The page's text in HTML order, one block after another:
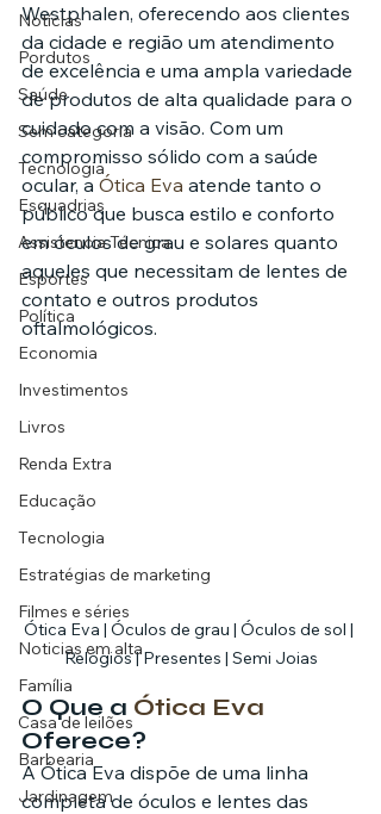
Notícias
Pordutos
Saúde
Sem categoria
Tecnologia
Esquadrias
Assistencia Técnica
Esportes
Política
Economia
Investimentos
Livros
Renda Extra
Educação
Tecnologia
Estratégias de marketing
Filmes e séries
Noticias em alta
Família
Casa de leilões
Barbearia
Jardinagem
Westphalen, oferecendo aos clientes
da cidade e região um atendimento
de excelência e uma ampla variedade
de produtos de alta qualidade para o
cuidado com a visão. Com um
compromisso sólido com a saúde
ocular, a Ótica Eva atende tanto o
público que busca estilo e conforto
em óculos de grau e solares quanto
aqueles que necessitam de lentes de
contato e outros produtos
oftalmológicos.
Ótica Eva | Óculos de grau | Óculos de sol |
Relógios | Presentes | Semi Joias
O Que a Ótica Eva
Oferece?
A Ótica Eva dispõe de uma linha
completa de óculos e lentes das